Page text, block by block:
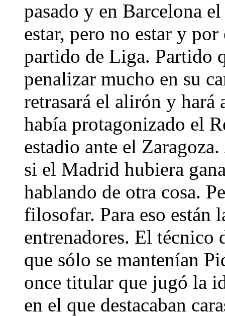
pasado y en Barcelona
estar, pero no estar y
partido de Liga. Partido
penalizar mucho en su
retrasará el alirón y hará
había protagonizado el
estadio ante el
si el Madrid hubiera
hablando de otra cosa.
filosofar. Para eso están
entrenadores. El técnico
que sólo se mantenían
once titular que jugó la
en el que destacaban